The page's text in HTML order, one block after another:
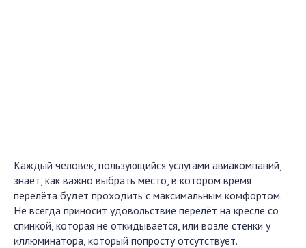
Каждый человек, пользующийся услугами авиакомпаний,
знает, как важно выбрать место, в котором время
перелёта будет проходить с максимальным комфортом.
Не всегда приносит удовольствие перелёт на кресле со
спинкой, которая не откидывается, или возле стенки у
иллюминатора, который попросту отсутствует.